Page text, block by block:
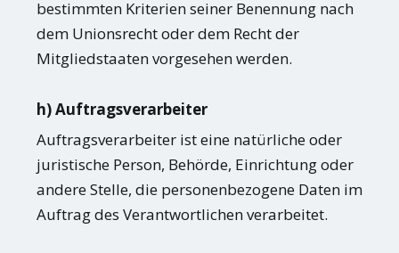
bestimmten Kriterien seiner Benennung nach
dem Unionsrecht oder dem Recht der
Mitgliedstaaten vorgesehen werden.
h) Auftragsverarbeiter
Auftragsverarbeiter ist eine natürliche oder
juristische Person, Behörde, Einrichtung oder
andere Stelle, die personenbezogene Daten im
Auftrag des Verantwortlichen verarbeitet.